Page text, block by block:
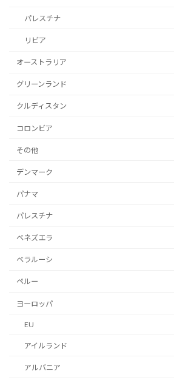
パレスチナ
リビア
オーストラリア
グリーンランド
クルディスタン
コロンビア
その他
デンマーク
パナマ
パレスチナ
ベネズエラ
ベラルーシ
ペルー
ヨーロッパ
EU
アイルランド
アルバニア